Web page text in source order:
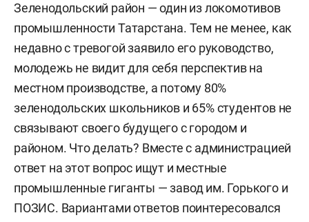
Зеленодольский район — один из локомотивов
промышленности Татарстана. Тем не менее, как
недавно с тревогой заявило его руководство,
молодежь не видит для себя перспектив на
местном производстве, а потому 80%
зеленодольских школьников и 65% студентов не
связывают своего будущего с городом и
районом. Что делать? Вместе с администрацией
ответ на этот вопрос ищут и местные
промышленные гиганты — завод им. Горького и
ПОЗИС. Вариантами ответов поинтересовался